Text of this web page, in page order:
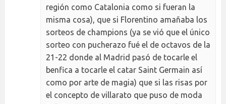
región como Catalonia como si fueran la
misma cosa), que si Florentino amañaba los
sorteos de champions (ya se vió que el único
sorteo con pucherazo fué el de octavos de la
21-22 donde al Madrid pasó de tocarle el
benfica a tocarle el catar Saint Germain así
como por arte de magia) que si las risas por
el concepto de villarato que puso de moda